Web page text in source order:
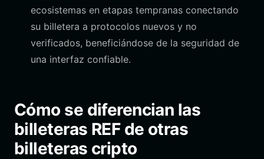
ecosistemas en etapas tempranas conectando
su billetera a protocolos nuevos y no
verificados, beneficiándose de la seguridad de
una interfaz confiable.
Cómo se diferencian las
billeteras REF de otras
billeteras cripto